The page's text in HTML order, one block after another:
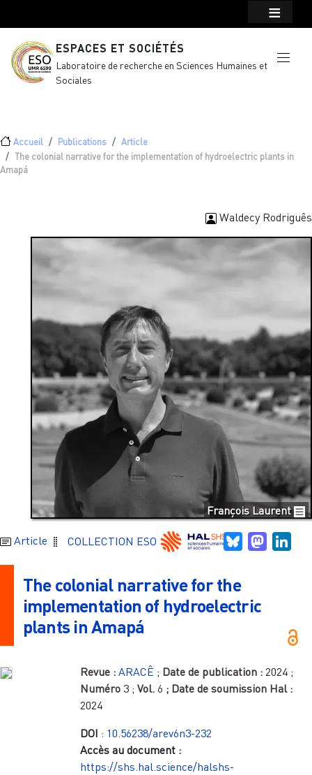
ESPACES ET SOCIÉTÉS
Laboratoire de recherche en Sciences Humaines et
Sociales
Fil d'Ariane
Accueil Publications
Article
The colonial narrative for the implementation of hydroelectric plants in
Amapá
Waldecy Rodriguês
François Laurent
Article COLLECTION ESO Bluesky
The colonial narrative for the
implementation of hydroelectric
plants in Amapá
Revue :ARACÊ ; Date de publication : 2024 ;
Numéro 3 ;Vol.6 ; Date de soumission Hal :
2024
DOI : 10.56238/arev6n3-232
Accès au document :
https://shs.hal.science/halshs-